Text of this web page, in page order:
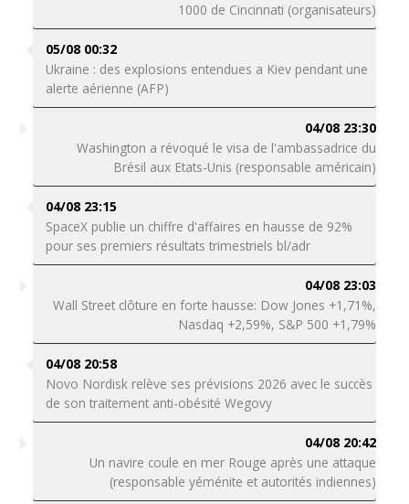
1000 de Cincinnati (organisateurs)
05/08 00:32
Ukraine : des explosions entendues a Kiev pendant une
alerte aérienne (AFP)
04/08 23:30
Washington a révoqué le visa de l'ambassadrice du
Brésil aux Etats-Unis (responsable américain)
04/08 23:15
SpaceX publie un chiffre d'affaires en hausse de 92%
pour ses premiers résultats trimestriels bl/adr
04/08 23:03
Wall Street clôture en forte hausse: Dow Jones +1,71%,
Nasdaq +2,59%, S&P 500 +1,79%
04/08 20:58
Novo Nordisk relève ses prévisions 2026 avec le succès
de son traitement anti-obésité Wegovy
04/08 20:42
Un navire coule en mer Rouge après une attaque
(responsable yéménite et autorités indiennes)